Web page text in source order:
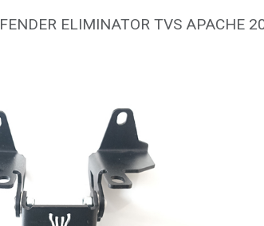
FENDER ELIMINATOR TVS APACHE